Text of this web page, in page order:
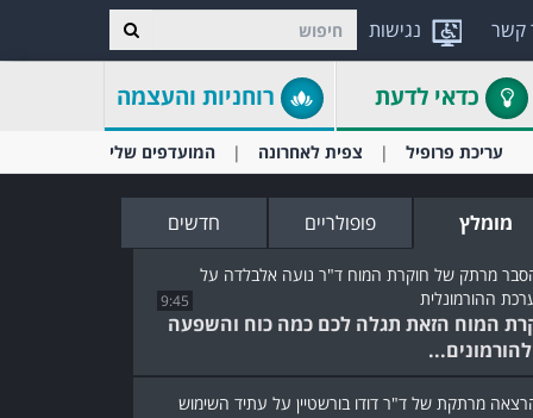
נגישות קשר
כדאי לדעת רוחניות והעצמה
עריכת פרופיל צפית לאחרונה המועדפים שלי
מומלץ פופולריים חדשים
9:45
המוח הזאת תגלה לכם כמה כוח והשפעה